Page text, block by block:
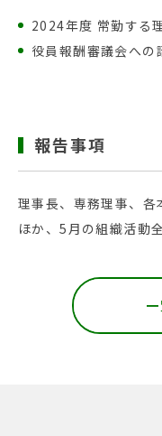
2024年度 常勤する
役員報酬審議会への
報告事項
理事長、専務理事、各
ほか、5月の組織活動